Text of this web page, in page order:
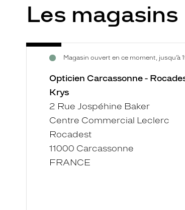
Les magasins
Opticien
Carcassonne
Rocadest
Magasin ouvert en ce moment, jusqu’à
Voir
Opticien Carcassonne -
Krys
2 Rue Jospéhine Baker
Centre Commercial Leclerc
Rocadest
11000 Carcassonne
FRANCE